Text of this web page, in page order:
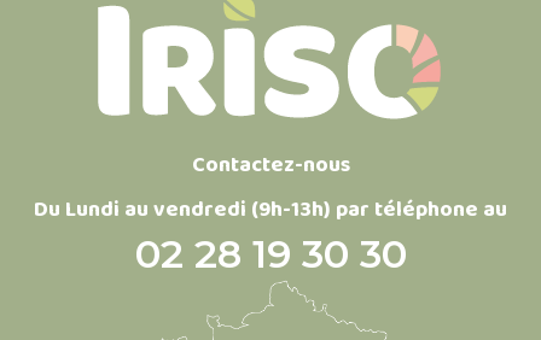
Contactez-nous
Du Lundi au vendredi (9h-13h) par téléphone au
02 28 19 30 30